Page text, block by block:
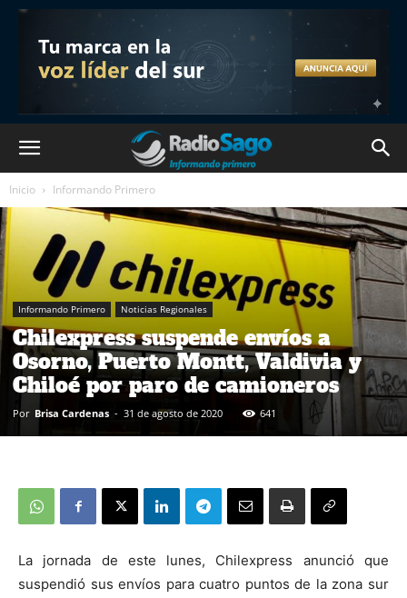
Inicio Informando Primero
Informando Primero Noticias Regionales
Chilexpress suspende envíos a
Osorno, Puerto Montt, Valdivia y
Chiloé por paro de camioneros
Por Brisa Cardenas - 31 de agosto de 2020 641
La jornada de este lunes, Chilexpress anunció que
suspendió sus envíos para cuatro puntos de la zona sur